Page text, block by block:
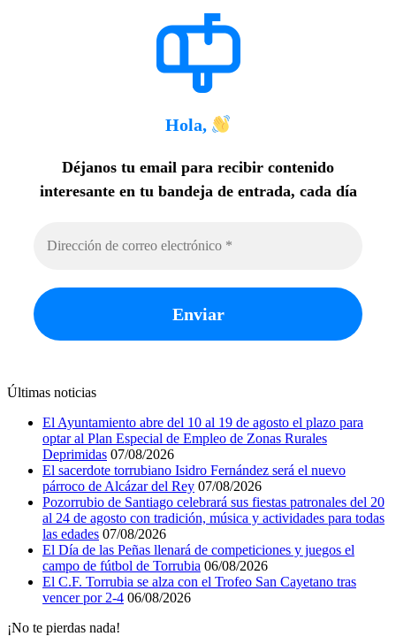
Hola,
Déjanos tu email para recibir contenido
interesante en tu bandeja de entrada, cada día
Últimas noticias
El Ayuntamiento abre del 10 al 19 de agosto el plazo para
optar al Plan Especial de Empleo de Zonas Rurales
Deprimidas 07/08/2026
El sacerdote torrubiano Isidro Fernández será el nuevo
párroco de Alcázar del Rey 07/08/2026
Pozorrubio de Santiago celebrará sus fiestas patronales del 20
al 24 de agosto con tradición, música y actividades para todas
las edades 07/08/2026
El Día de las Peñas llenará de competiciones y juegos el
campo de fútbol de Torrubia 06/08/2026
El C.F. Torrubia se alza con el Trofeo San Cayetano tras
vencer por 2-4 06/08/2026
¡No te pierdas nada!